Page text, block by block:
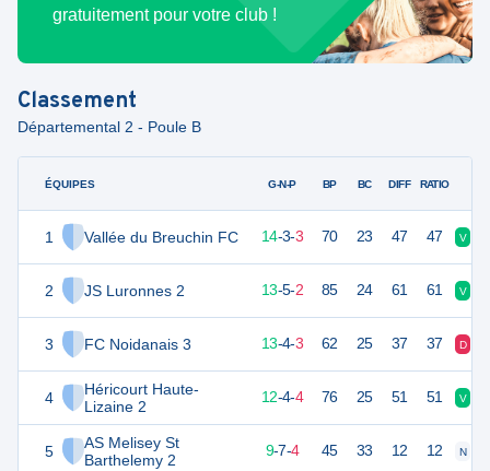
gratuitement pour votre club !
Classement
Départemental 2 - Poule B
ÉQUIPES
1 Vallée du Breuchin FC
2 JS Luronnes 2
3 FC Noidanais 3
4
Héricourt Haute-
Lizaine 2
5
AS Melisey St
Barthelemy 2
G-N-P BP BC DIFF RATIO
45 20 14-3-3 70 23 47 47 V
13-5-2 85 24 61 61 V
13-4-3 62 25 37 37 D
40 12-4-4 76 25 51 51 V
9-7-4 45 33 12 12 N